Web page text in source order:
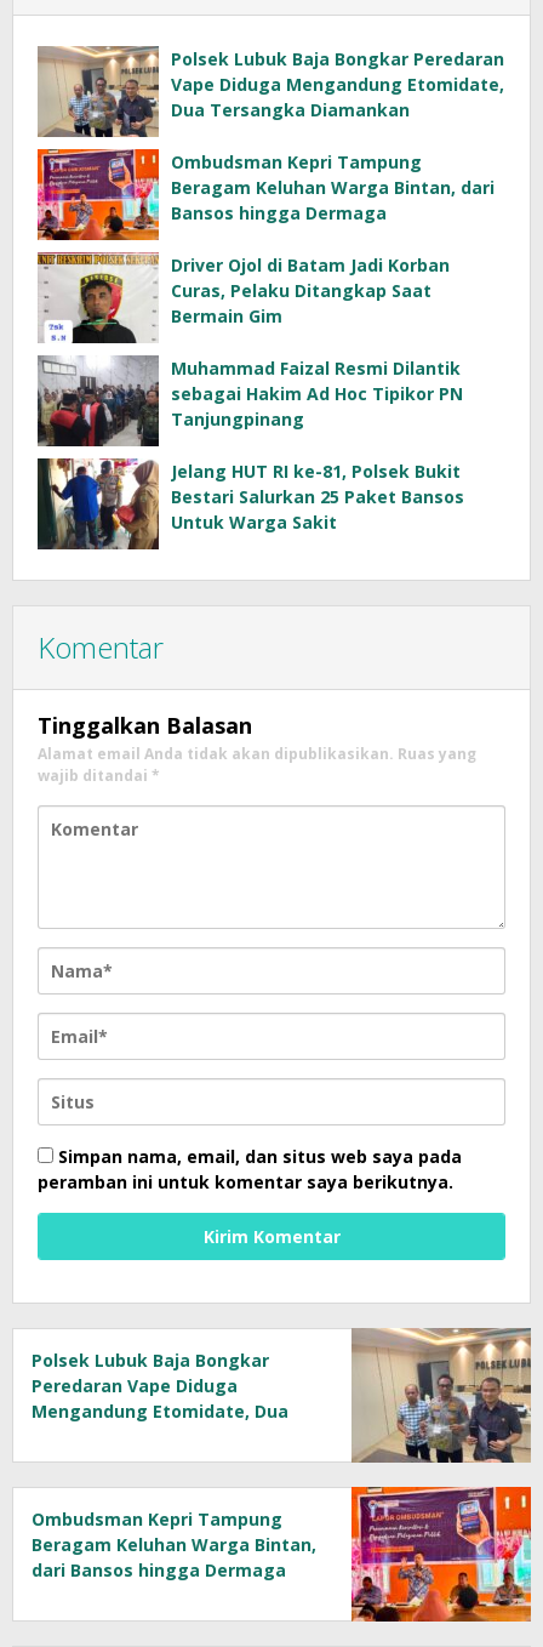
Polsek Lubuk Baja Bongkar Peredaran
Vape Diduga Mengandung Etomidate,
Dua Tersangka Diamankan
Ombudsman Kepri Tampung
Beragam Keluhan Warga Bintan, dari
Bansos hingga Dermaga
Driver Ojol di Batam Jadi Korban
Curas, Pelaku Ditangkap Saat
Bermain Gim
Muhammad Faizal Resmi Dilantik
sebagai Hakim Ad Hoc Tipikor PN
Tanjungpinang
Jelang HUT RI ke-81, Polsek Bukit
Bestari Salurkan 25 Paket Bansos
Untuk Warga Sakit
Komentar
Tinggalkan Balasan
Alamat email Anda tidak akan dipublikasikan. Ruas yang
wajib ditandai *
Simpan nama, email, dan situs web saya pada
peramban ini untuk komentar saya berikutnya.
Polsek Lubuk Baja Bongkar
Peredaran Vape Diduga
Mengandung Etomidate, Dua
Ombudsman Kepri Tampung
Beragam Keluhan Warga Bintan,
dari Bansos hingga Dermaga